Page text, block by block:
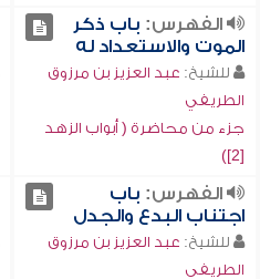
الفهرس: باب ذكر
الموت والاستعداد له
للشيخ: عبد العزيز بن مرزوق
الطريفي
جزء من محاضرة ( أبواب الزهد
[2])
الفهرس: باب
اجتناب البدع والجدل
للشيخ: عبد العزيز بن مرزوق
الطريفي